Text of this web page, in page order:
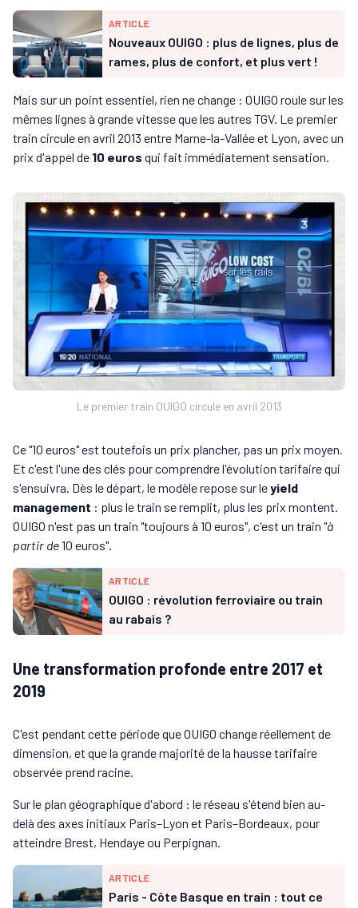
ARTICLE
Nouveaux OUIGO : plus de lignes, plus de
rames, plus de confort, et plus vert !
Mais sur un point essentiel, rien ne change : OUIGO roule sur les
mêmes lignes à grande vitesse que les autres TGV. Le premier
train circule en avril 2013 entre Marne-la-Vallée et Lyon, avec un
prix d'appel de 10 euros qui fait immédiatement sensation.
Le premier train OUIGO circule en avril 2013
Ce "10 euros" est toutefois un prix plancher, pas un prix moyen.
Et c'est l'une des clés pour comprendre l'évolution tarifaire qui
s'ensuivra. Dès le départ, le modèle repose sur leyield
management : plus le train se remplit, plus les prix montent.
OUIGO n'est pas un train "toujours à 10 euros", c'est un train "à
partir de10 euros".
ARTICLE
OUIGO : révolution ferroviaire ou train
au rabais ?
Une transformation profonde entre 2017 et
2019
C'est pendant cette période que OUIGO change réellement de
dimension, et que la grande majorité de la hausse tarifaire
observée prend racine.
Sur le plan géographique d'abord : le réseau s'étend bien au-
delà des axes initiaux Paris–Lyon et Paris–Bordeaux, pour
atteindre Brest, Hendaye ou Perpignan.
ARTICLE
Paris - Côte Basque en train : tout ce